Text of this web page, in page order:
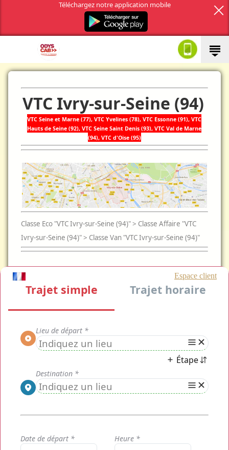
Téléchargez notre application mobile
VTC Ivry-sur-Seine (94)
VTC Seine et Marne (77),VTCYvelines (78),VTC Essonne (91),VTC
Hauts de Seine (92),VTCSeine Saint Denis (93),VTCVal de Marne
(94), VTC d'Oise (95)
Classe Eco "VTC Ivry-sur-Seine (94)" > Classe Affaire "VTC
Ivry-sur-Seine (94)" > Classe Van "VTC Ivry-sur-Seine (94)"
CLASSE ECO CLASSE AFFAIRE